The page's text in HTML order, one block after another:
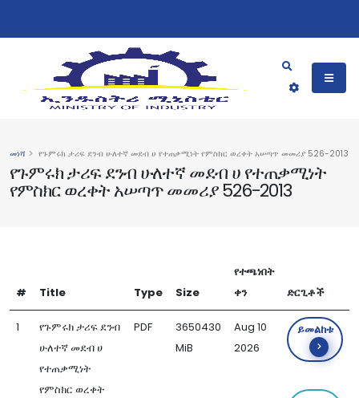
የጉምሩክ ታሪፍ ደንብ ሁለተኛ መደብ ሀ የተጠቃሚነት
የምስክር ወረቀት አሠጣጥ መመሪያ 526-2013
መነሻ የጉምሩክ ታሪፍ ደንብ ሁለተኛ መደብ ሀ የተጠቃሚነት የምስክር ወረቀት አሠጣጥ መመሪያ 526-2013
# Title Type Size
የተጫነበት
ቀን
ድርጊቶች
1
የጉምሩክ ታሪፍ ደንብ
ሁለተኛ መደብ ሀ
የተጠቃሚነት
የምስክር ወረቀት
PDF
3650430
MiB
Aug 10
2026
ይመልከቱ